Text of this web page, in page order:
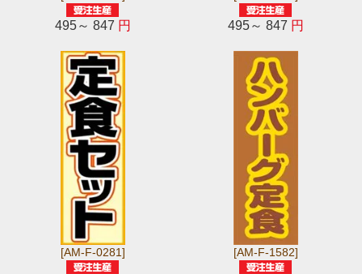
495～ 847 円 495～ 847 円
[AM-F-0281] [AM-F-1582]